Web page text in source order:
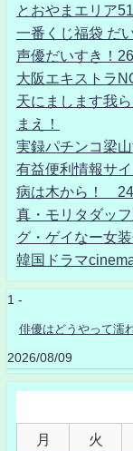
とおやまエリア51
一番くじ福袋 だ
声優だいすき！
大阪エキストラ
天にまします我
まえ！
実録パチンコ梁
有益便利情報サ
病は木から！ 24
真・モリタダッ
グ・ゲイなー女
韓国ドラマ
1 -
俳優はどうやって濡
2026/08/09
月 火